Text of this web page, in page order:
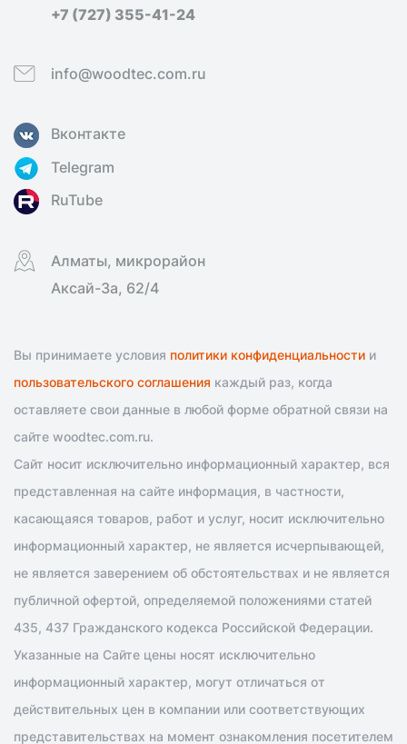
+7 (727) 355-41-24
info@woodtec.com.ru
Вконтакте
Telegram
RuTube
Алматы, микрорайон
Аксай-3а, 62/4
Вы принимаете условия политики конфиденциальности и
пользовательского соглашения каждый раз, когда
оставляете свои данные в любой форме обратной связи на
сайте woodtec.com.ru.
Сайт носит исключительно информационный характер, вся
представленная на сайте информация, в частности,
касающаяся товаров, работ и услуг, носит исключительно
информационный характер, не является исчерпывающей,
не является заверением об обстоятельствах и не является
публичной офертой, определяемой положениями статей
435, 437 Гражданского кодекса Российской Федерации.
Указанные на Сайте цены носят исключительно
информационный характер, могут отличаться от
действительных цен в компании или соответствующих
представительствах на момент ознакомления посетителем